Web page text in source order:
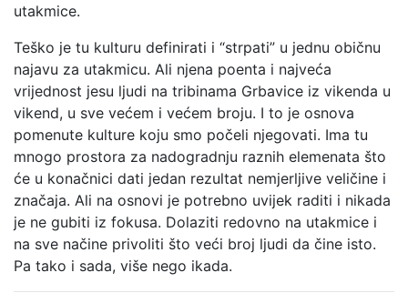
utakmice.
Teško je tu kulturu definirati i “strpati” u jednu običnu
najavu za utakmicu. Ali njena poenta i najveća
vrijednost jesu ljudi na tribinama Grbavice iz vikenda u
vikend, u sve većem i većem broju. I to je osnova
pomenute kulture koju smo počeli njegovati. Ima tu
mnogo prostora za nadogradnju raznih elemenata što
će u konačnici dati jedan rezultat nemjerljive veličine i
značaja. Ali na osnovi je potrebno uvijek raditi i nikada
je ne gubiti iz fokusa. Dolaziti redovno na utakmice i
na sve načine privoliti što veći broj ljudi da čine isto.
Pa tako i sada, više nego ikada.